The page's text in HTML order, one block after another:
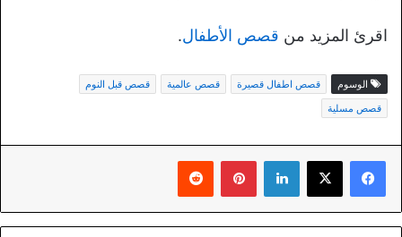
اقرئ المزيد من قصص الأطفال.
الوسوم قصص اطفال قصيرة قصص عالمية
قصص قبل النوم
قصص مسلية
لينكدإن بينتيريست